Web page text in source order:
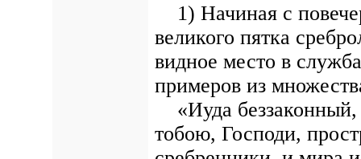
1) Начиная с
великого пятка
видное место в
примеров из
«Иуда беззаконный,
тобою, Господи,